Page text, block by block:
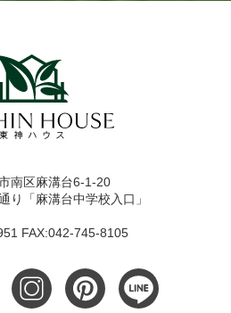
南区麻溝台6-1-20
り「麻溝台中学校入口」
FAX:042-745-8105